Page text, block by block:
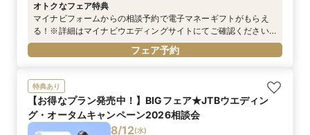
オトクなフェア特典
マイナビフォームからの相談予約で電子マネーギフトがもらえ
る！※詳細はマイナビウエディングサイトにてご確認ください
※お電話でのご予約は対象外となります
フェア予約
特典あり
【お得なプラン発売中！】BIGフェア★JTBウエディン
グ・オータムキャンペーン2026相談会
8/12(水)